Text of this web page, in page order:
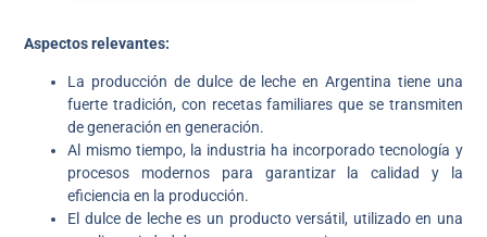
Aspectos relevantes:
La producción de dulce de leche en Argentina tiene una
fuerte tradición, con recetas familiares que se transmiten
de generación en generación.
Al mismo tiempo, la industria ha incorporado tecnología y
procesos modernos para garantizar la calidad y la
eficiencia en la producción.
El dulce de leche es un producto versátil, utilizado en una